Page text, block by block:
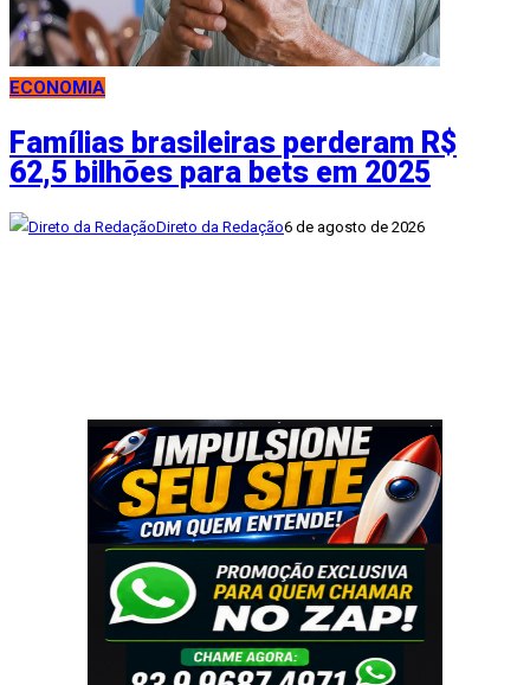
ECONOMIA
Famílias brasileiras perderam R$
62,5 bilhões para bets em 2025
Direto da Redação6 de agosto de 2026